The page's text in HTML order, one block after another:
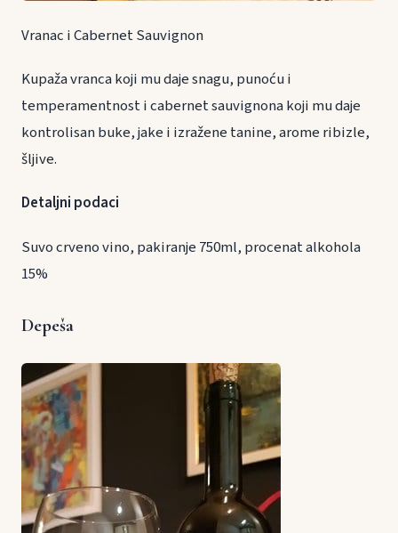
Vranac i Cabernet Sauvignon
Kupaža vranca koji mu daje snagu, punoću i
temperamentnost i cabernet sauvignona koji mu daje
kontrolisan buke, jake i izražene tanine, arome ribizle,
šljive.
Detaljni podaci
Suvo crveno vino, pakiranje 750ml, procenat alkohola
15%
Depeša